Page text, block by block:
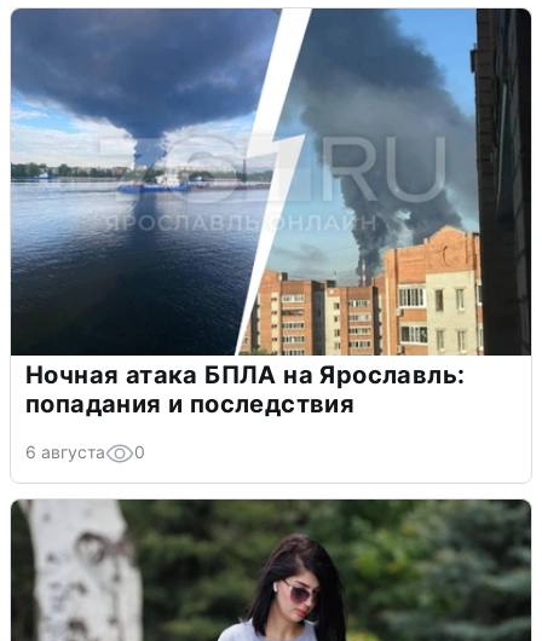
Ночная атака БПЛА на Ярославль:
попадания и последствия
6 августа 0